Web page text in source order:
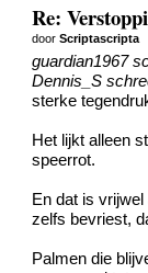
Re:
doorScriptascripta
guardian1967
Dennis_S
sterke
Het lijkt alleen
speerrot.
En dat is
zelfs bevriest,
Palmen die